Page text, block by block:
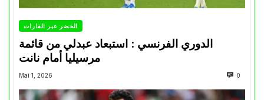
الخضر عبر القارات
الدوري الفرنسي : استبعاد عبدلي من قائمة
مرسيليا أمام نانت
Mai 1, 2026 0